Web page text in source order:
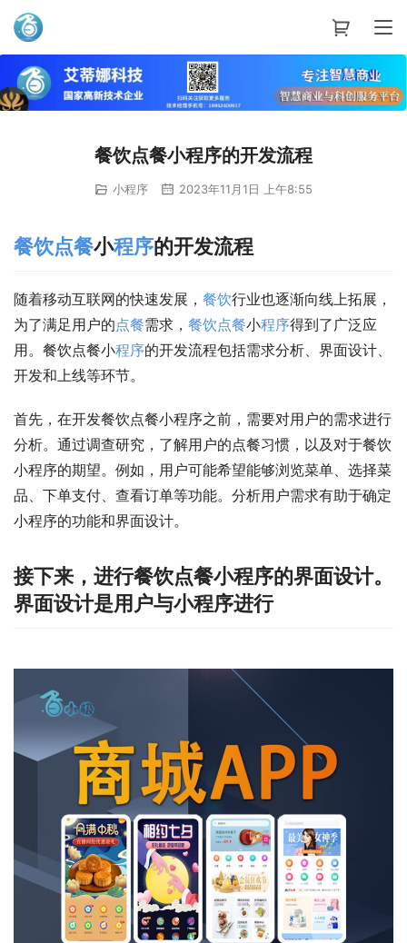
艾蒂娜科技
餐饮点餐小程序的开发流程
小程序 2023年11月1日 上午8:55
餐饮点餐小程序的开发流程
随着移动互联网的快速发展， 餐饮行业也逐渐向线上拓展，
为了满足用户的点餐需求， 餐饮点餐小程序得到了广泛应
用。餐饮点餐小程序的开发流程包括需求分析、界面设计、
开发和上线等环节。
首先，在开发餐饮点餐小程序之前，需要对用户的需求进行
分析。通过调查研究，了解用户的点餐习惯，以及对于餐饮
小程序的期望。例如，用户可能希望能够浏览菜单、选择菜
品、下单支付、查看订单等功能。分析用户需求有助于确定
小程序的功能和界面设计。
接下来，进行餐饮点餐小程序的界面设计。
界面设计是用户与小程序进行